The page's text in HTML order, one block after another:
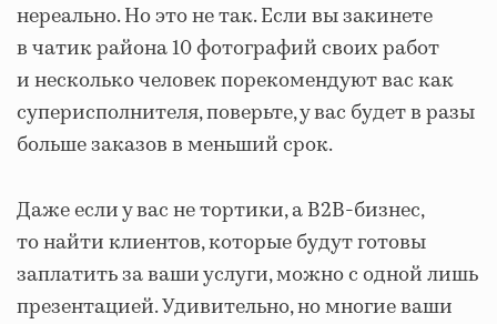
нереально. Но это не так. Если вы закинете
в чатик района 10 фотографий своих работ
и несколько человек порекомендуют вас как
суперисполнителя, поверьте, у вас будет в разы
больше заказов в меньший срок.
Даже если у вас не тортики, а B2B-бизнес,
то найти клиентов, которые будут готовы
заплатить за ваши услуги, можно с одной лишь
презентацией. Удивительно, но многие ваши